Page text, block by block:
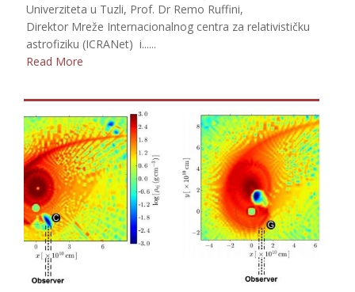
Univerziteta u Tuzli, Prof. Dr Remo Ruffini,
Direktor Mreže Internacionalnog centra za relativističku
astrofiziku (ICRANet) i......
Read More